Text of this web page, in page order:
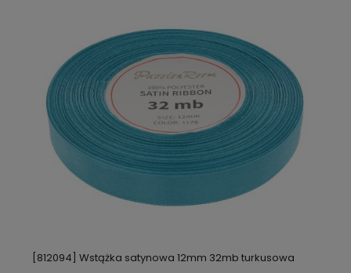
[812094] Wstążka satynowa 12mm 32mb turkusowa